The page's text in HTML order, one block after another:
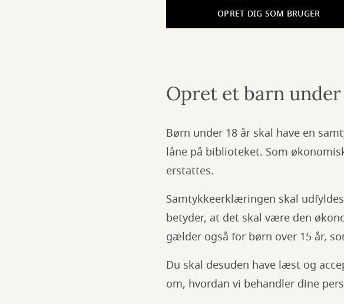
OPRET DIG SOM BRUGER
Opret et barn under
Børn under 18 år skal have en
låne på biblioteket. Som
erstattes.
Samtykkeerklæringen skal
betyder, at det skal være den
gælder også for børn over 15 år,
Du skal desuden have læst og
om, hvordan vi behandler dine